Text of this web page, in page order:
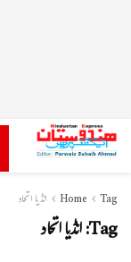
Home Tag انڈیا اتحاد
Tag:انڈیا اتحاد